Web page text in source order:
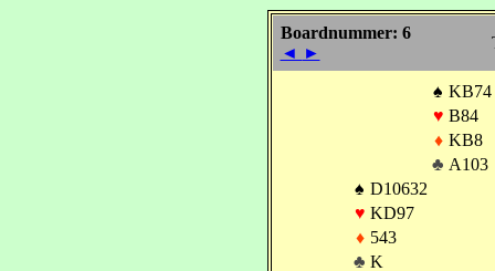
Boardnummer: 6
◄ ►
♠ KB74
♥ B84
♦ KB8
♣ A103
♠ D10632
♥ KD97
♦ 543
♣ K